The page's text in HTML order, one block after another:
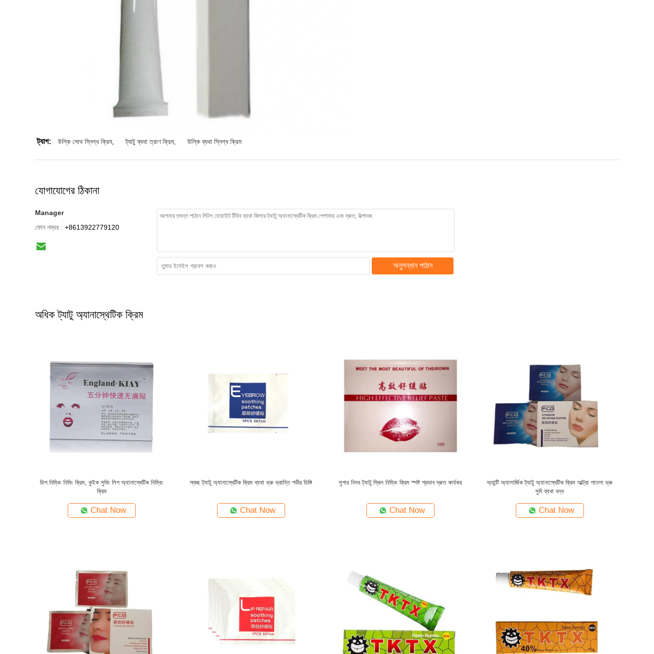
ট্যাগ: উল্কি সোথ স্নিগ্ধ ক্রিম, ট্যাটু ব্যথা ত্রাণ ক্রিম, উল্কি ব্যথা স্নিগ্ধ ক্রিম
যোগাযোগের ঠিকানা
Manager
ফোন নম্বর : +8613922779120
অনুসন্ধান পাঠান
অধিক ট্যাটু অ্যানাস্থেটিক ক্রিম
ডিপ নিম্বিং নিমিং ক্রিম, কুইক সুথিং লিপ অ্যানাস্থেটিক নিম্বিং
ক্রিম
Chat Now
স্বচ্ছ ট্যাটু অ্যানাস্থেটিক ক্রিম ব্যথা ভ্রু ভ্রান্তি গভীর ডিঙ্গি
Chat Now
সুপার নিমব ট্যাটু স্কিন নিম্বিং ক্রিম স্পষ্ট প্রভাব দ্রুত কার্যকর
Chat Now
অ্যান্টি অ্যালার্জিক ট্যাটু অ্যানাস্থেটিক ক্রিম আল্ট্রা পাতলা ভ্রু
সুদি ব্যথা বন্ধ
Chat Now